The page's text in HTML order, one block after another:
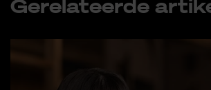
Ge­re­la­teer­de